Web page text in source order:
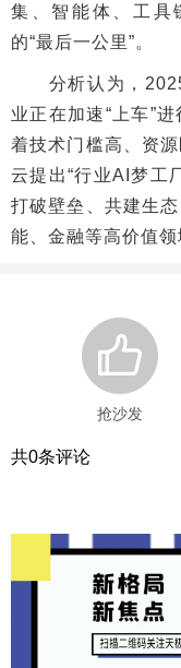
集、智能体、工具
的“最后一公里”。
分析认为，2025
业正在加速“上车”
着技术门槛高、资
云提出“行业AI梦工
打破壁垒、共建生
能、金融等高价值领
抢沙发
共0条评论